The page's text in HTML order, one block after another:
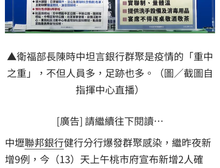
▲衛福部長陳時中坦言銀行群聚是疫情的「重中
之重」，不但人員多，足跡也多。（圖／截圖自
指揮中心直播）
[廣告] 請繼續往下閱讀…
中壢聯邦銀行健行分行爆發群聚感染，繼昨夜新
增9例，今（13）天上午桃市府宣布新增2人確